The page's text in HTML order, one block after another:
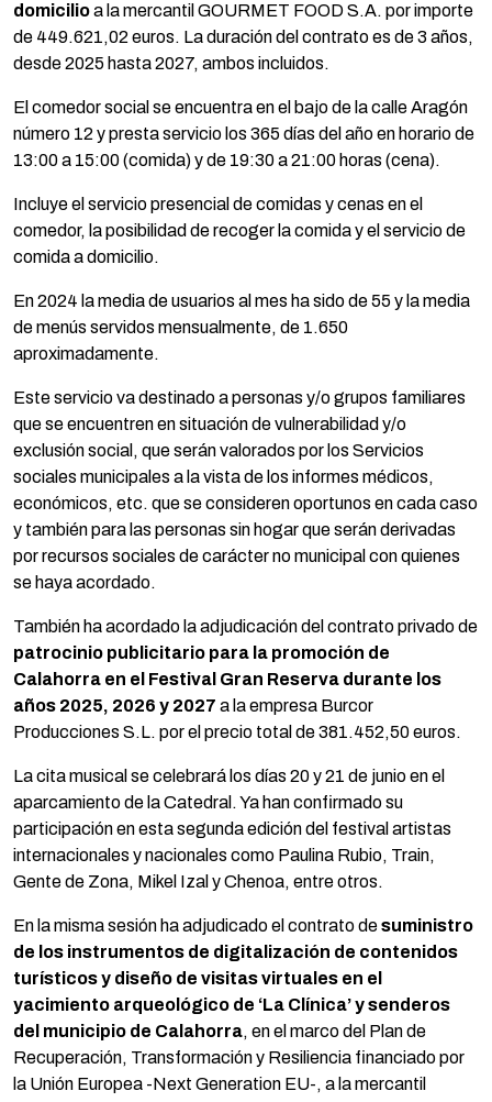
domicilioa la mercantil GOURMET FOOD S.A. por importe
de 449.621,02 euros. La duración del contrato es de 3 años,
desde 2025 hasta 2027, ambos incluidos.
El comedor social se encuentra en el bajo de la calle Aragón
número 12 y presta servicio los 365 días del año en horario de
13:00 a 15:00 (comida) y de 19:30 a 21:00 horas (cena).
Incluye el servicio presencial de comidas y cenas en el
comedor, la posibilidad de recoger la comida y el servicio de
comida a domicilio.
En 2024 la media de usuarios al mes ha sido de 55 y la media
de menús servidos mensualmente, de 1.650
aproximadamente.
Este servicio va destinado a personas y/o grupos familiares
que se encuentren en situación de vulnerabilidad y/o
exclusión social, que serán valorados por los Servicios
sociales municipales a la vista de los informes médicos,
económicos, etc. que se consideren oportunos en cada caso
y también para las personas sin hogar que serán derivadas
por recursos sociales de carácter no municipal con quienes
se haya acordado.
También ha acordado la adjudicación del contrato privado de
patrocinio publicitario para la promoción de
Calahorra en el Festival Gran Reserva durante los
años 2025, 2026 y 2027 a la empresa Burcor
Producciones S.L. por el precio total de 381.452,50 euros.
La cita musical se celebrará los días 20 y 21 de junio en el
aparcamiento de la Catedral. Ya han confirmado su
participación en esta segunda edición del festival artistas
internacionales y nacionales como Paulina Rubio, Train,
Gente de Zona, Mikel Izal y Chenoa, entre otros.
En la misma sesión ha adjudicado el contrato desuministro
de los instrumentos de digitalización de contenidos
turísticos y diseño de visitas virtuales en el
yacimiento arqueológico de ‘La Clínica’ y senderos
del municipio de Calahorra, en el marco del Plan de
Recuperación, Transformación y Resiliencia financiado por
la Unión Europea -Next Generation EU-, a la mercantil